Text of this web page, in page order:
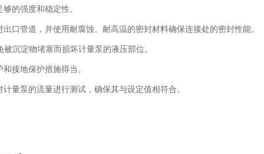
的强度和稳定性。
管道，并使用耐腐蚀、耐高温的密封材料确保连接处的密封性能。
淀物堵塞而损坏计量泵的液压部位。
接地保护措施得当。
泵的流量进行测试，确保其与设定值相符合。